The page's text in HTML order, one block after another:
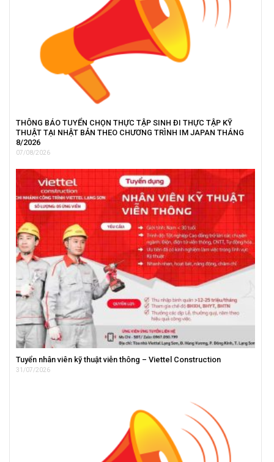
THÔNG BÁO TUYỂN CHỌN THỰC TẬP SINH ĐI THỰC TẬP KỸ
THUẬT TẠI NHẬT BẢN THEO CHƯƠNG TRÌNH IM JAPAN THÁNG
8/2026
07/08/2026
Tuyển nhân viên kỹ thuật viễn thông – Viettel Construction
31/07/2026